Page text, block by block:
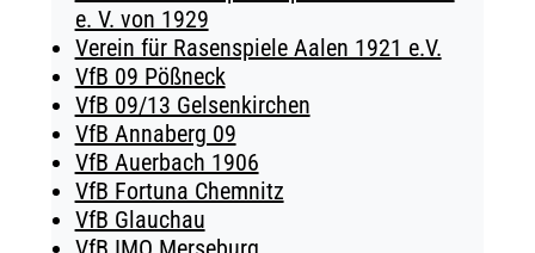
e. V. von 1929
Verein für Rasenspiele Aalen 1921 e.V.
VfB 09 Pößneck
VfB 09/13 Gelsenkirchen
VfB Annaberg 09
VfB Auerbach 1906
VfB Fortuna Chemnitz
VfB Glauchau